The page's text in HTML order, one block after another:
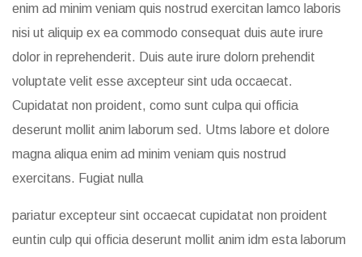
enim ad minim veniam quis nostrud exercitan lamco laboris
nisi ut aliquip ex ea commodo consequat duis aute irure
dolor in reprehenderit. Duis aute irure dolorn prehendit
voluptate velit esse axcepteur sint uda occaecat.
Cupidatat non proident, como sunt culpa qui officia
deserunt mollit anim laborum sed. Utms labore et dolore
magna aliqua enim ad minim veniam quis nostrud
exercitans. Fugiat nulla
pariatur excepteur sint occaecat cupidatat non proident
euntin culp qui officia deserunt mollit anim idm esta laborum